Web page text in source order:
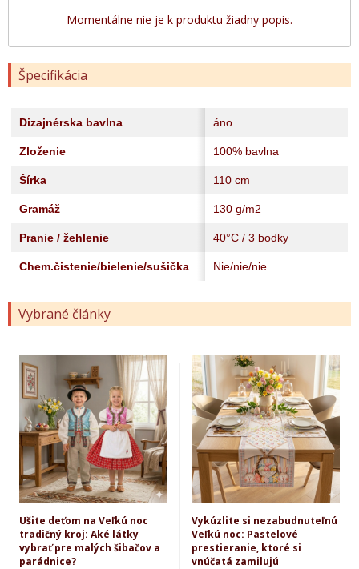
Momentálne nie je k produktu žiadny popis.
Špecifikácia
Dizajnérska bavlna áno
Zloženie 100% bavlna
Šírka 110 cm
Gramáž 130 g/m2
Pranie / žehlenie 40°C / 3 bodky
Chem.čistenie/bielenie/sušička Nie/nie/nie
Vybrané články
Ušite deťom na Veľkú noc
tradičný kroj: Aké látky
vybrať pre malých šibačov a
parádnice?
Vykúzlite si nezabudnuteľnú
Veľkú noc: Pastelové
prestieranie, ktoré si
vnúčatá zamilujú